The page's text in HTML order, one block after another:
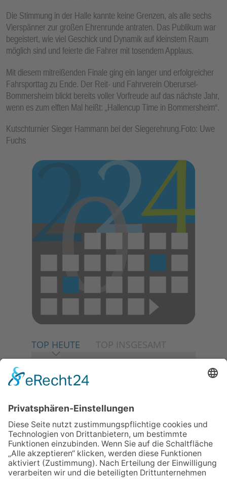
Die Stimmung in der Halle kannte keine Grenzen, als alle sechs
Vierspänner zur großen Ehrenrunde antraten. Das Publikum war
begeistert, wie viel Geschick und Dynamik auf kleinstem Raum
möglich sind und feierte die Fahrer mit tosendem Applaus.
Mit diesem mitreißenden Finale ging ein langer und erfolgreicher
Fahrsporttag zu Ende. Der Reit- und Fahrverein Oberursel-
Bommersheim blickt bereits voller Vorfreude auf das nächste Jahr,
wenn es zum elften Mal heißt: „Hallencup Time in Bommersheim“.
Kutschturnier Sieger Hammann bei der Siegerehrung.Foto: Uwe
Fuchs
TOP HEUTE TOP INSGESAMT
06.08.2026
Baustellenführung führt auch in
die Zukunft der Stadt
Königstein
06.08.2026
Gewinnspiel zum Start ins
Schuljahr